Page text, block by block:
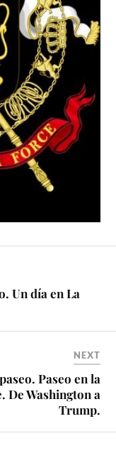
Un día en La
NEXT
Paseo en la
De Washington a
Trump.